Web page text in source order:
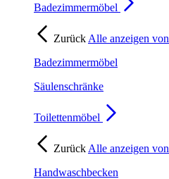
Badezimmermöbel
Zurück Alle anzeigen von
Badezimmermöbel
Säulenschränke
Toilettenmöbel
Zurück Alle anzeigen von
Handwaschbecken